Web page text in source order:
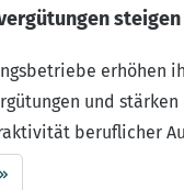
erhöhen
und
beruflicher